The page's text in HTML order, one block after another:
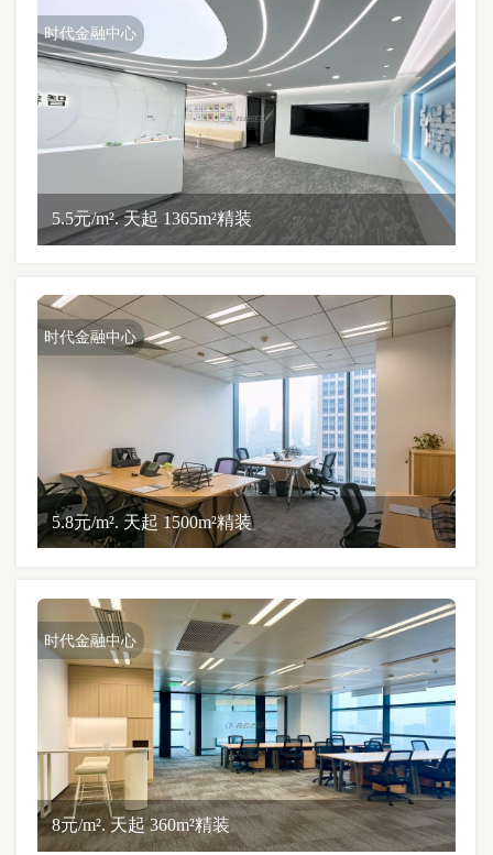
时代金融中心
5.5元/m². 天起 1365m²精装
时代金融中心
5.8元/m². 天起 1500m²精装
时代金融中心
8元/m². 天起 360m²精装